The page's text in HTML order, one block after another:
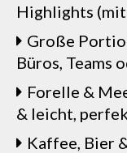
Highlights
Große
Büros, Teams
Forelle &
& leicht,
Kaffee, Bier